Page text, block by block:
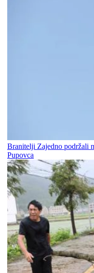
Branitelji Zajedno podržali
Pupovca